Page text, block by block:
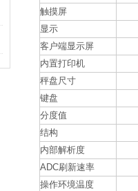
触摸屏
显示
客户端显示屏
内置打印机
秤盘尺寸
键盘
分度值
结构
内部解析度
ADC刷新速率
操作环境温度